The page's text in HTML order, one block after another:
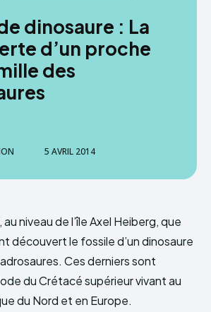
dinosaure : La
d’un proche
des
5 AVRIL 2014
niveau de l’île Axel Heiberg, que
découvert le fossile d’un dinosaure
Ces derniers sont
du Crétacé supérieur vivant au
du Nord et en Europe.